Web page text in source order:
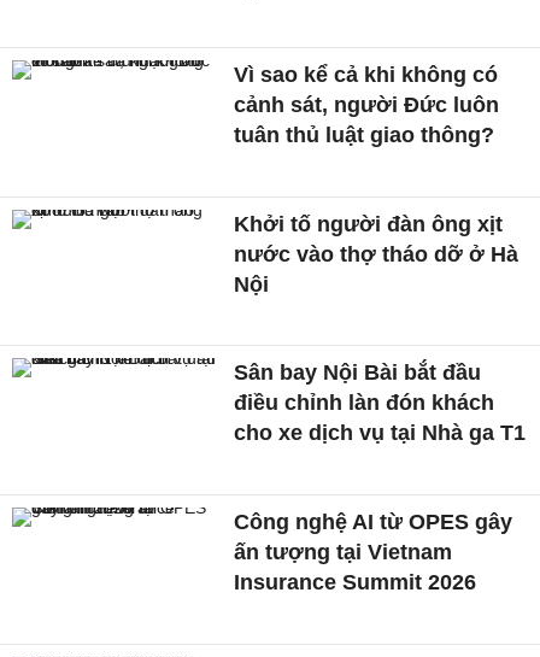
Vì sao kể cả khi không có
cảnh sát, người Đức luôn
tuân thủ luật giao thông?
Khởi tố người đàn ông xịt
nước vào thợ tháo dỡ ở Hà
Nội
Sân bay Nội Bài bắt đầu
điều chỉnh làn đón khách
cho xe dịch vụ tại Nhà ga T1
Công nghệ AI từ OPES gây
ấn tượng tại Vietnam
Insurance Summit 2026